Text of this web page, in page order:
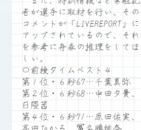
者が選手に取材を行い、その
コメントが「LIVEREPORT」に
アップされているので、それ
を参考に舟券の推理をしてほ
しい。
〇前検タイムベスト４
第１位・６秒67…千葉真弥
第２位・６秒68…中田夕貴、
日隈茜
第４位・６秒71…原田佑実、